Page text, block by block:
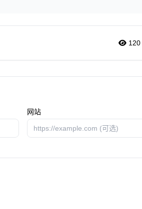
120
网站